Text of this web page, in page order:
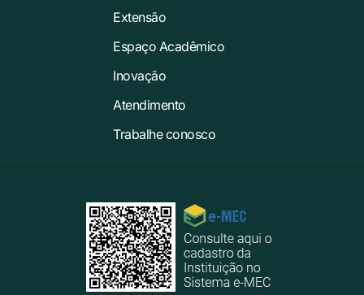
Extensão
Espaço Acadêmico
Inovação
Atendimento
Trabalhe conosco